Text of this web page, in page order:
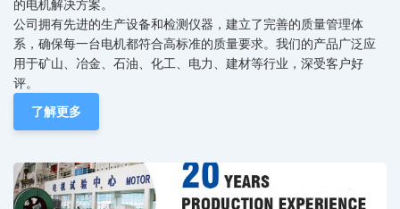
的电机解决方案。
公司拥有先进的生产设备和检测仪器，建立了完善的质量管理体
系，确保每一台电机都符合高标准的质量要求。我们的产品广泛应
用于矿山、冶金、石油、化工、电力、建材等行业，深受客户好
评。
了解更多